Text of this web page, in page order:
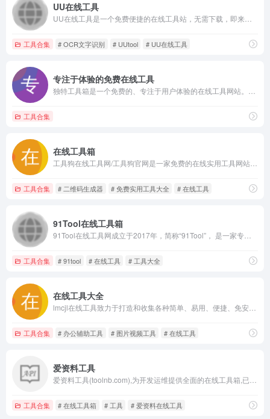
UU在线工具
工具合集 # OCR文字识别 # UUtool # UU在线工具
专注于体验的免费在线工具
工具合集
在线工具箱
工具合集 # 二维码生成器 # 免费实用工具大全 # 在线工具
91Tool在线工具箱
工具合集 # 91tool # 在线工具 # 工具大全
在线工具大全
工具合集 # 办公辅助工具 # 图片视频工具 # 在线工具
爱资料工具
工具合集 # 在线工具箱 # 工具 # 爱资料在线工具